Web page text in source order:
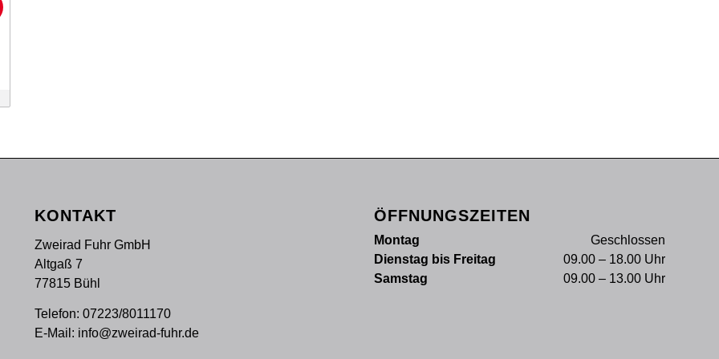
KONTAKT
Zweirad Fuhr GmbH
Altgaß 7
77815 Bühl
Telefon: 07223/8011170
E-Mail: info@zweirad-fuhr.de
ÖFFNUNGSZEITEN
Montag
Geschlossen
Dienstag bis Freitag
09.00 – 18.00 Uhr
Samstag
09.00 – 13.00 Uhr